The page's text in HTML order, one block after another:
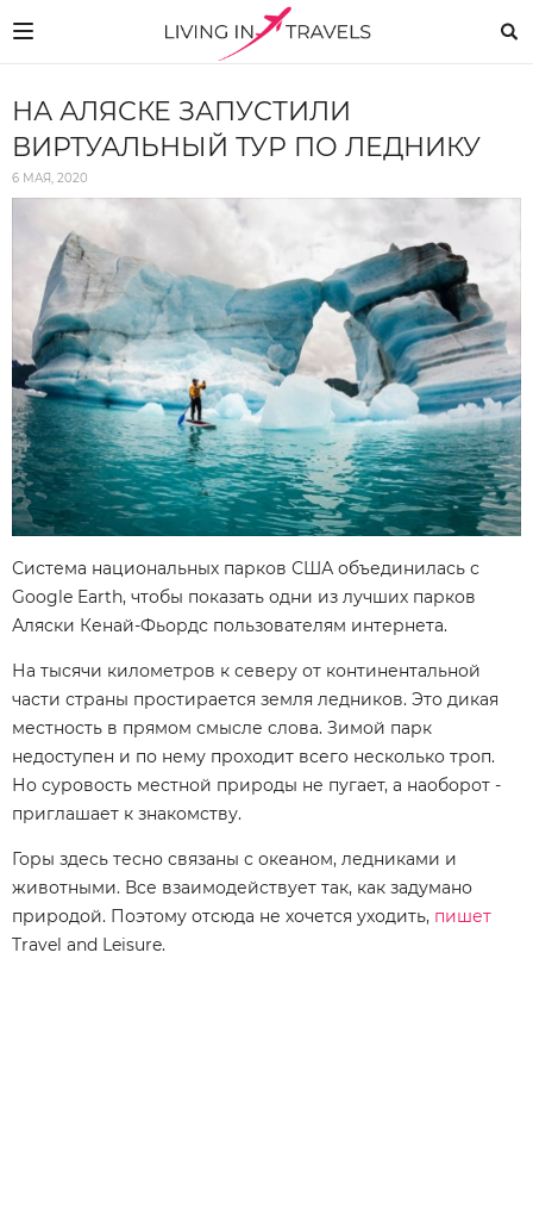
НА АЛЯСКЕ ЗАПУСТИЛИ
ВИРТУАЛЬНЫЙ ТУР ПО ЛЕДНИКУ
6 МАЯ, 2020
Система национальных парков США объединилась с
Google Earth, чтобы показать одни из лучших парков
Аляски Кенай-Фьордс пользователям интернета.
На тысячи километров к северу от континентальной
части страны простирается земля ледников. Это дикая
местность в прямом смысле слова. Зимой парк
недоступен и по нему проходит всего несколько троп.
Но суровость местной природы не пугает, а наоборот -
приглашает к знакомству.
Горы здесь тесно связаны с океаном, ледниками и
животными. Все взаимодействует так, как задумано
природой. Поэтому отсюда не хочется уходить, пишет
Travel and Leisure.